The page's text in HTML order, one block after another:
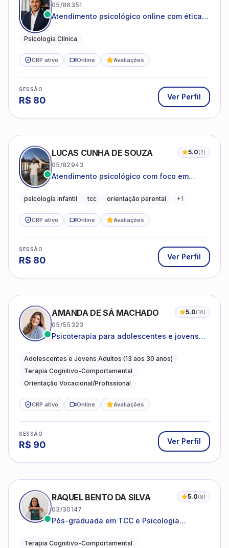
05/86351
Atendimento psicológico online com ética,
Psicologia Clínica
CRP ativo Online Avaliações
SESSÃO
R$ 80 Ver Perfil
LUCAS CUNHA DE SOUZA 5.0(2)
05/82943
Atendimento psicológico com foco em
promovendo equilíbrio emocional e
psicologia infantil tcc orientação parental +1
CRP ativo Online Avaliações
SESSÃO
R$ 80 Ver Perfil
AMANDA DE SÁ MACHADO 5.0(10)
05/55323
Psicoterapia para adolescentes e jovens
autoestima, relações e orientação
profissional
Adolescentes e Jovens Adultos (13 aos 30 anos)
Terapia Cognitivo-Comportamental
Orientação Vocacional/Profissional
CRP ativo Online Avaliações
SESSÃO
R$ 90 Ver Perfil
RAQUEL BENTO DA SILVA 5.0(8)
03/30147
Pós-graduada em TCC e Psicologia
Terapia Cognitivo-Comportamental